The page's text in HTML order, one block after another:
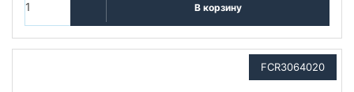
В корзину
FCR3064020